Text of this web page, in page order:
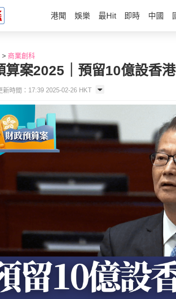
港聞 娛樂 最Hit 即時 中國
商業創科
算案2025｜預留10億設香
新時間：17:39 2025-02-26 HKT